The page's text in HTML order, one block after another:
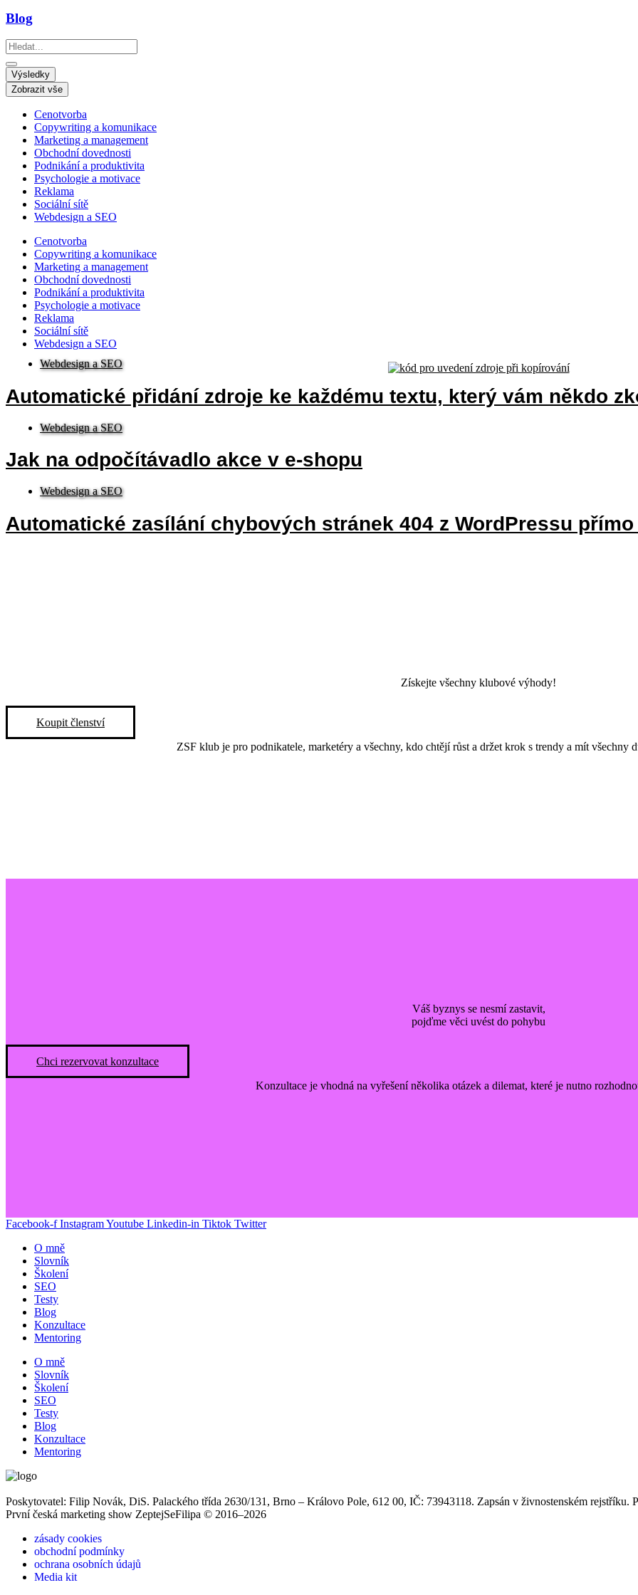
Blog
Search
...
Výsledky
Zobrazit vše
Cenotvorba
Copywriting a komunikace
Marketing a management
Obchodní dovednosti
Podnikání a produktivita
Psychologie a motivace
Reklama
Sociální sítě
Webdesign a SEO
Cenotvorba
Copywriting a komunikace
Marketing a management
Obchodní dovednosti
Podnikání a produktivita
Psychologie a motivace
Reklama
Sociální sítě
Webdesign a SEO
Webdesign a SEO
Automatické přidání zdroje ke každému textu, který vám někdo
Webdesign a SEO
Jak na odpočítávadlo akce v e-shopu
Webdesign a SEO
Automatické zasílání chybových stránek 404 z WordPressu
Získejte všechny klubové výhody!
Koupit členství
ZSF klub je pro podnikatele, marketéry a všechny, kdo chtějí růst a držet krok s trendy a mít všechny
Váš byznys se nesmí zastavit,
pojďme věci uvést do pohybu
Chci rezervovat konzultace
Konzultace je vhodná na vyřešení několika otázek a dilemat, které je nutno
Facebook-f InstagramYoutube Linkedin-in Tiktok Twitter
O mně
Slovník
Školení
SEO
Testy
Blog
Konzultace
Mentoring
O mně
Slovník
Školení
SEO
Testy
Blog
Konzultace
Mentoring
Poskytovatel: Filip Novák, DiS. Palackého třída 2630/131, Brno – Královo Pole, 612 00, IČ: 73943118. Zapsán v živnostenském rejstříku.
První česká marketing show ZeptejSeFilipa © 2016–2026
zásady cookies
obchodní podmínky
ochrana osobních údajů
Media kit